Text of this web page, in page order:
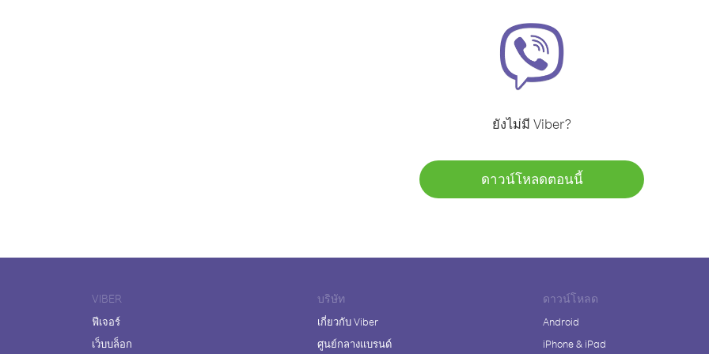
ยังไม่มี Viber?
ดาวน์โหลดตอนนี้
VIBER
ฟีเจอร์
เว็บบล็อก
บริษัท
เกี่ยวกับ Viber
ศูนย์กลางแบรนด์
ดาวน์โหลด
Android
iPhone & iPad